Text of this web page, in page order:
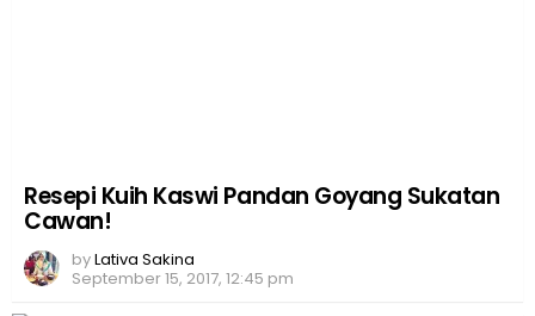
Resepi Kuih Kaswi Pandan Goyang Sukatan
Cawan!
byLativa Sakina
September 15, 2017, 12:45 pm